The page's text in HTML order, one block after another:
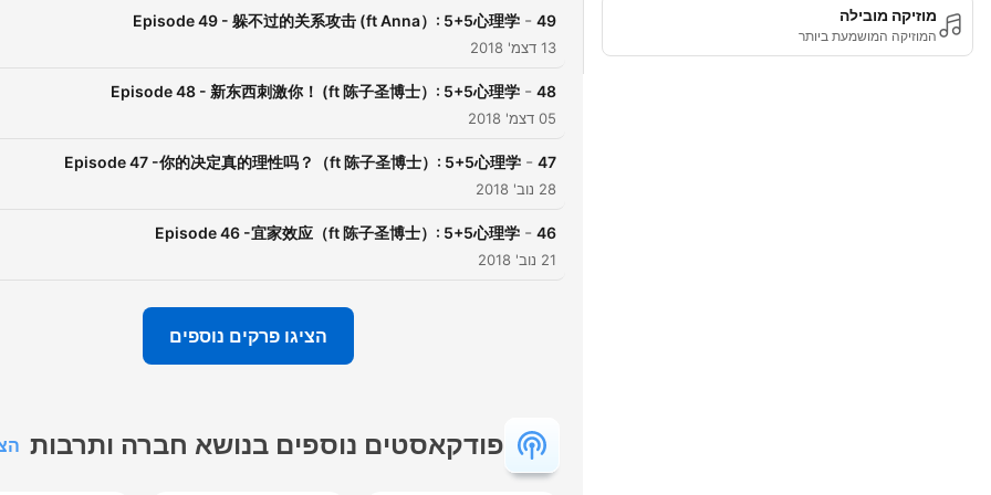
מוזיקה מובילה
המוזיקה המושמעת ביותר
49
-
Episode 49 - 躲不过的关系攻击 (ft Anna）: 5+5心理学
13 דצמ' 2018
48
-
Episode 48 - 新东西刺激你！ (ft 陈子圣博士）: 5+5心理学
05 דצמ' 2018
47
-
Episode 47 -你的决定真的理性吗？（ft 陈子圣博士）: 5+5心理学
28 נוב' 2018
46
-
Episode 46 -宜家效应（ft 陈子圣博士）: 5+5心理学
21 נוב' 2018
הציגו פרקים נוספים
פודקאסטים נוספים בנושא חברה ותרבות